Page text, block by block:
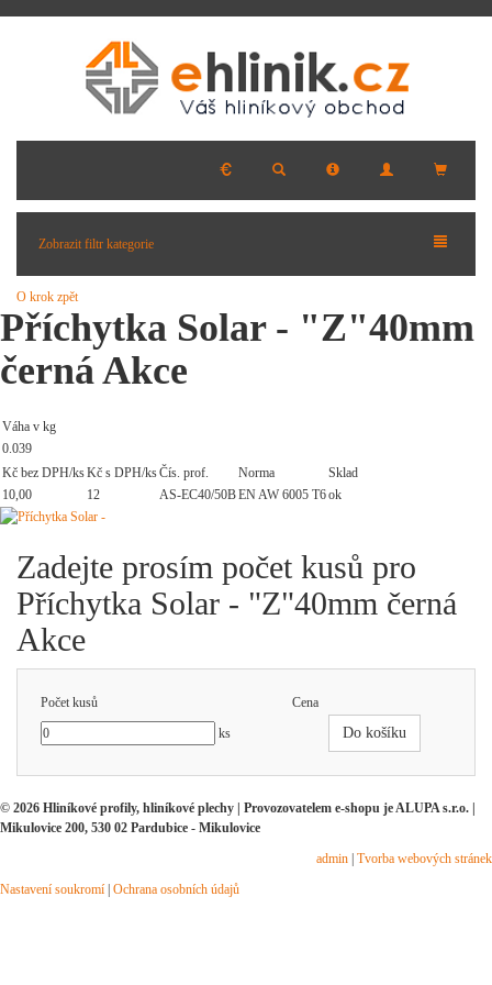
Zobrazit filtr kategorie
O krok zpět
Příchytka Solar - "Z"40mm
černá Akce
Váha v kg
0.039
Kč bez DPH/ksKč s DPH/ksČís. prof. Norma
Sklad
10,00
12 AS-EC40/50BEN AW 6005 T6ok
Zadejte prosím počet kusů pro
Příchytka Solar - "Z"40mm černá
Akce
Počet kusů
Cena
ks
Do košíku
© 2026 Hliníkové profily, hliníkové plechy | Provozovatelem e-shopu je ALUPA s.r.o. |
Mikulovice 200, 530 02 Pardubice - Mikulovice
admin Tvorba webových stránek
Nastavení soukromí Ochrana osobních údajů